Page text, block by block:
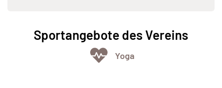
Sportangebote des Vereins
Yoga